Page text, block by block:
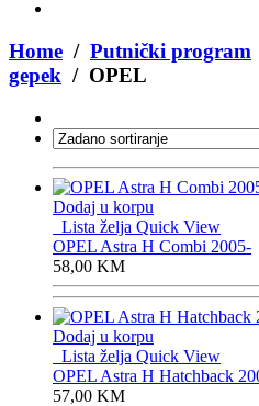
Home / Putnički program
gepek / OPEL
Dodaj u korpu
Lista želja Quick View
OPEL Astra H Combi 2005-
58,00 KM
Dodaj u korpu
Lista želja Quick View
OPEL Astra H Hatchback
57,00 KM